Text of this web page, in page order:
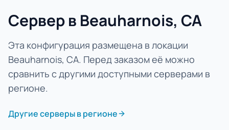
Сервер в Beauharnois, CA
Эта конфигурация размещена в локации
Beauharnois, CA. Перед заказом её можно
сравнить с другими доступными серверами в
регионе.
Другие серверы в регионе